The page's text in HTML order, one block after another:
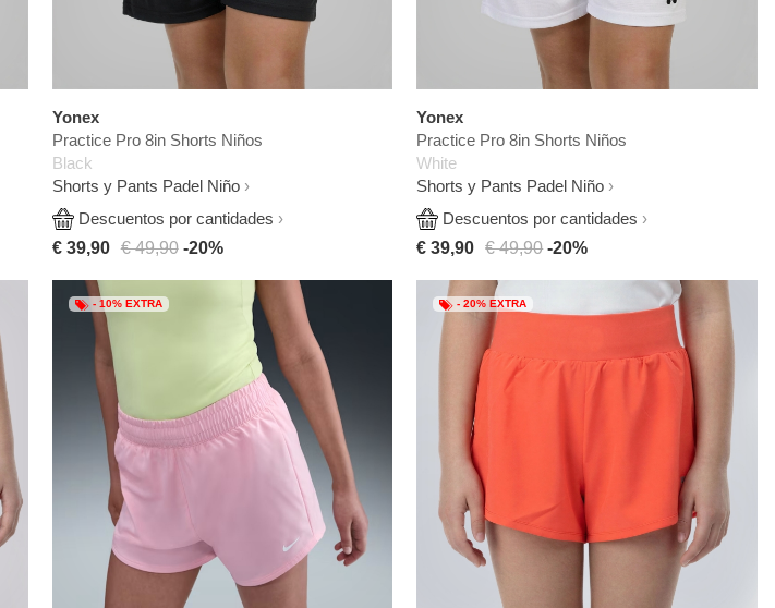
Yonex
Practice Pro 8in Shorts Niños
Black
Shorts y Pants Padel Niño
Descuentos por cantidades
€ 39,90 € 49,90-20%
Yonex
Practice Pro 8in Shorts Niños
White
Shorts y Pants Padel Niño
Descuentos por cantidades
€ 39,90
€ 49,90-20%
- 10% EXTRA - 20% EXTRA